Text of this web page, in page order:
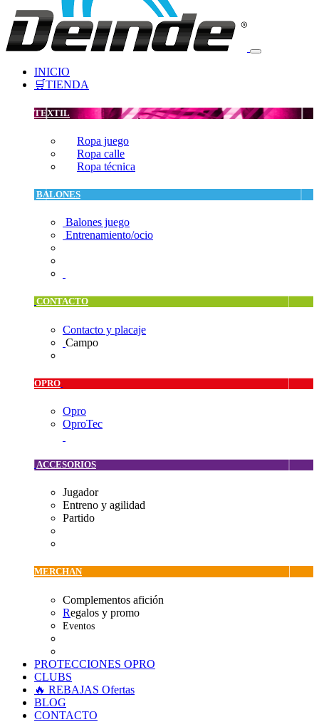
INICIO
🛒TIENDA
TEXTIL
Ropa juego
Ropa calle
Ropa técnica
BALONES
Balones juego
Entrenamiento/ocio
CONTACTO
Contacto y placaje
Campo
OPRO
Opro
OproTec
ACCESORIOS
Jugador
Entreno y agilidad
Partido
MERCHAN
Complementos afición
Regalos y promo
Eventos
PROTECCIONES OPRO
CLUBS
🔥 REBAJAS Ofertas
BLOG
CONTACTO